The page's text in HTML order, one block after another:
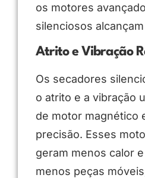
os motores
silenciosos alcançam
Atrito e Vibração
Os secadores
o atrito e a vibração
de motor magnético
precisão. Esses
geram menos calor
menos peças